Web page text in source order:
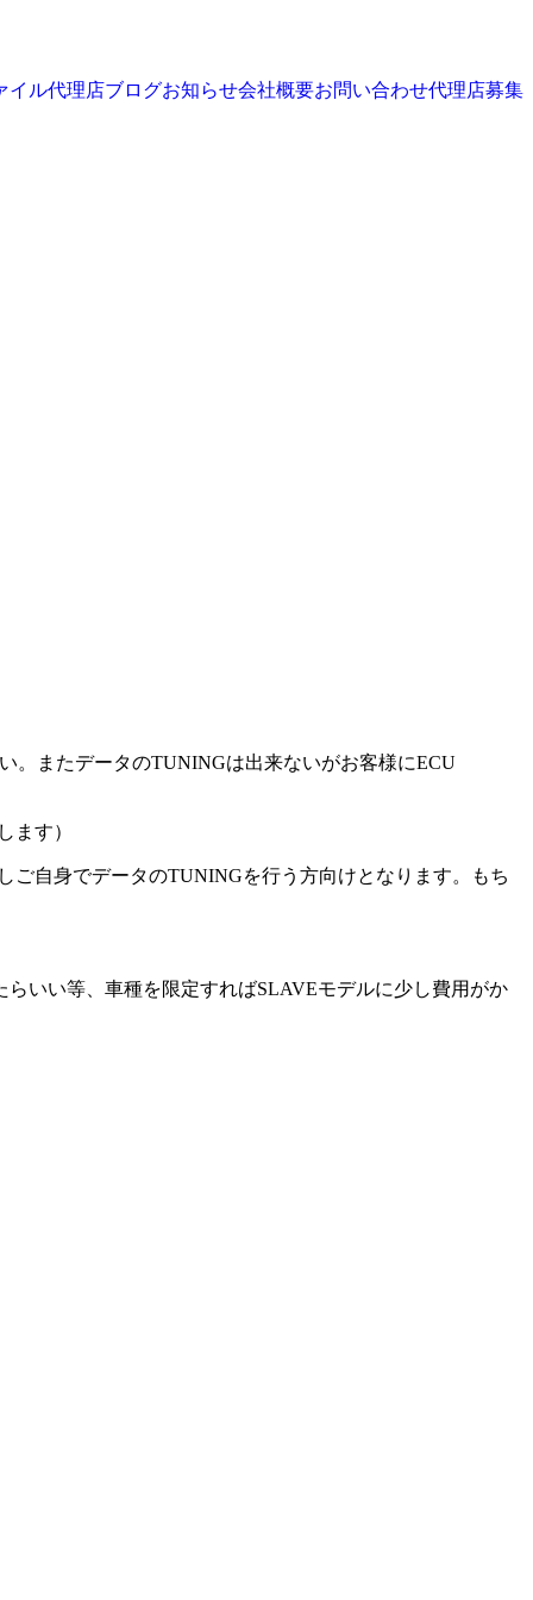
イル代理店ブログお知らせ会社概要お問い合わせ代理店募集
。またデータのTUNINGは出来ないがお客様にECU
ます）
ご自身でデータのTUNINGを行う方向けとなります。もち
いい等、車種を限定すればSLAVEモデルに少し費用がか